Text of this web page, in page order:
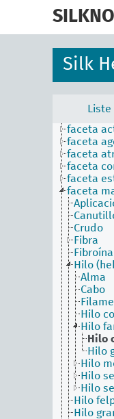
Silk
Liste
faceta
faceta
faceta
faceta
faceta
faceta
Crudo
Fibra
Fibroína
Hilo
Alma
Cabo
Hilo
Hilo
Hilo
Hilo
Hilo
Hilo
Hilo
Hilo
Hilo